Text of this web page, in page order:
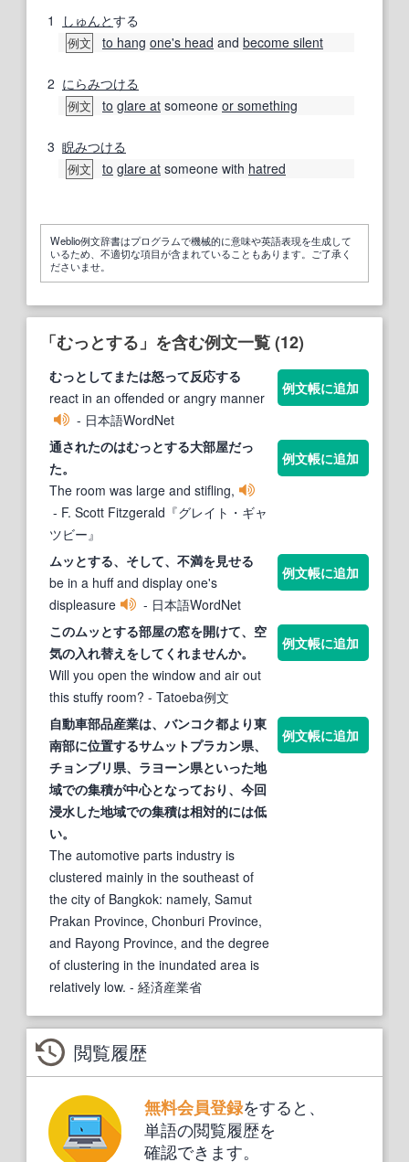
1 しゅんとする
例文 to hang one's head and become silent
2 にらみつける
例文 to glare at someone or something
3 睨みつける
例文 to glare at someone with hatred
Weblio例文辞書はプログラムで機械的に意味や英語表現を生成して
いるため、不適切な項目が含まれていることもあります。ご了承く
ださいませ。
「むっとする」を含む例文一覧 (12)
むっと してまたは怒って反応する
react in an offended or angry manner
- 日本語WordNet
例文帳に追加
通されたのはむっとする大部屋だっ
た。
The room was large and stifling,
- F. Scott Fitzgerald『グレイト・ギャ
ツビー』
例文帳に追加
ムッとする、そして、不満を見せる
be in a huff and display one's
displeasure
- 日本語WordNet
例文帳に追加
このムッとする部屋の窓を開けて、空
気の入れ替えをしてくれませんか。
Will you open the window and air out
this stuffy room? - Tatoeba例文
例文帳に追加
自動車部品産業は、バンコク都より東
南部に位置するサムットプラカン県、
チョンブリ県、ラヨーン県といった地
域での集積が中心となっており、今回
浸水した地域での集積は相対的には低
い。
The automotive parts industry is
clustered mainly in the southeast of
the city of Bangkok: namely, Samut
Prakan Province, Chonburi Province,
and Rayong Province, and the degree
of clustering in the inundated area is
relatively low. - 経済産業省
例文帳に追加
閲覧履歴
無料会員登録をすると、
単語の閲覧履歴を
確認できます。